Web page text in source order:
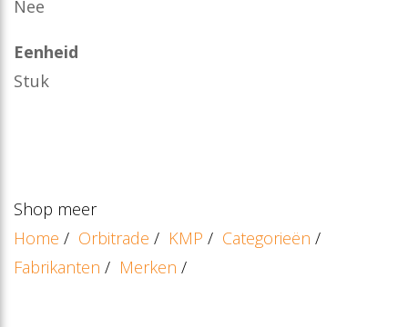
Nee
Eenheid
Stuk
Shop meer
Home / Orbitrade / KMP / Categorieën /
Fabrikanten / Merken /